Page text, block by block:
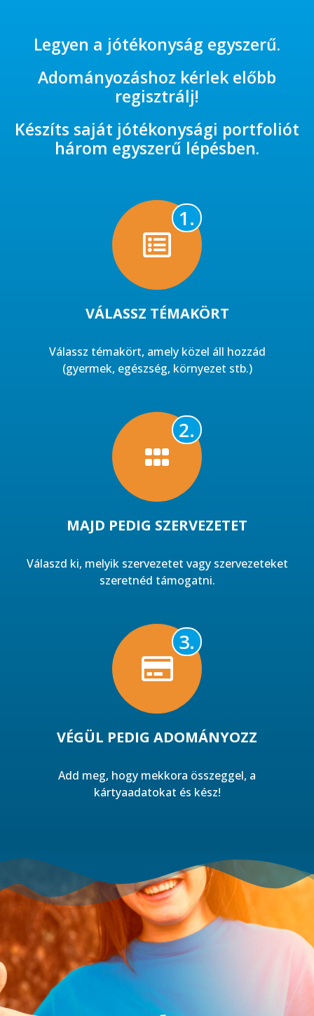
Legyen a jótékonyság egyszerű.
Adományozáshoz kérlek előbb
regisztrálj!​
Készíts saját jótékonysági portfoliót
három egyszerű lépésben.
1.
VÁLASSZ TÉMAKÖRT​
Válassz témakört, amely közel áll hozzád
(gyermek, egészség, környezet stb.)
2.
MAJD PEDIG SZERVEZETET​
Válaszd ki, melyik szervezetet vagy szervezeteket
szeretnéd támogatni.
3.
VÉGÜL PEDIG ADOMÁNYOZZ
Add meg, hogy mekkora összeggel, a
kártyaadatokat és kész!